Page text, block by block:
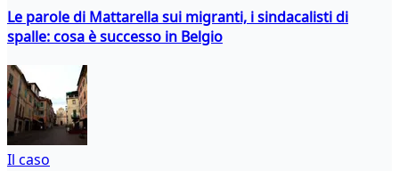
Le parole di Mattarella sui migranti, i sindacalisti di
spalle: cosa è successo in Belgio
Il caso